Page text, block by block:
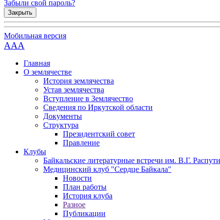
Забыли свой пароль?
Закрыть
Мобильная версия
AAA
Главная
О землячестве
История землячества
Устав землячества
Вступление в Землячество
Сведения по Иркутской области
Документы
Структура
Президентский совет
Правление
Клубы
Байкальские литературные встречи им. В.Г.
Медицинский клуб "Сердце Байкала"
Новости
План работы
История клуба
Разное
Публикации